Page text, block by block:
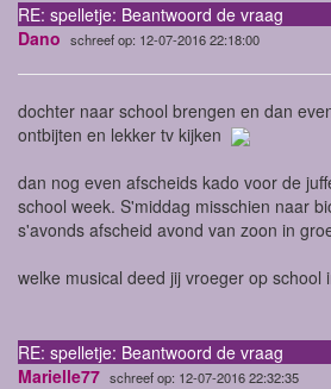
RE: spelletje: Beantwoord de vraag
Dano schreef op: 12-07-2016 22:18:00
dochter naar school brengen en dan
ontbijten en lekker tv kijken
dan nog even afscheids kado voor de
school week. S'middag misschien naar
s'avonds afscheid avond van zoon in
welke musical deed jij vroeger op school
RE: spelletje: Beantwoord de vraag
Marielle77 schreef op: 12-07-2016 22:32:35